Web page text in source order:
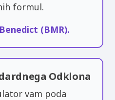
formul.
(BMR).
Odklona
vam poda